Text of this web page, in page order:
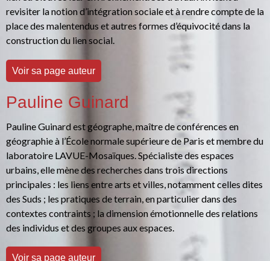
revisiter la notion d’intégration sociale et à rendre compte de la
place des malentendus et autres formes d’équivocité dans la
construction du lien social.
Voir sa page auteur
Pauline Guinard
Pauline Guinard est géographe, maître de conférences en
géographie à l’École normale supérieure de Paris et membre du
laboratoire LAVUE-Mosaïques. Spécialiste des espaces
urbains, elle mène des recherches dans trois directions
principales : les liens entre arts et villes, notamment celles dites
des Suds ; les pratiques de terrain, en particulier dans des
contextes contraints ; la dimension émotionnelle des relations
des individus et des groupes aux espaces.
Voir sa page auteur